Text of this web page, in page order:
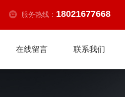
服务热线： 18021677668
在线留言 联系我们